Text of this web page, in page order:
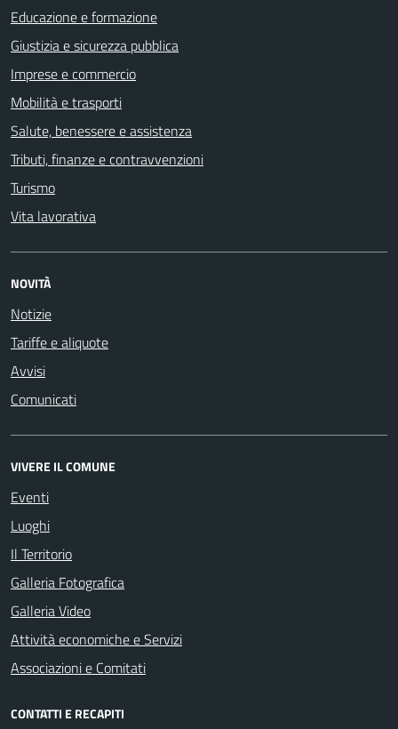
Educazione e formazione
Giustizia e sicurezza pubblica
Imprese e commercio
Mobilità e trasporti
Salute, benessere e assistenza
Tributi, finanze e contravvenzioni
Turismo
Vita lavorativa
NOVITÀ
Notizie
Tariffe e aliquote
Avvisi
Comunicati
VIVERE IL COMUNE
Eventi
Luoghi
Il Territorio
Galleria Fotografica
Galleria Video
Attività economiche e Servizi
Associazioni e Comitati
CONTATTI E RECAPITI